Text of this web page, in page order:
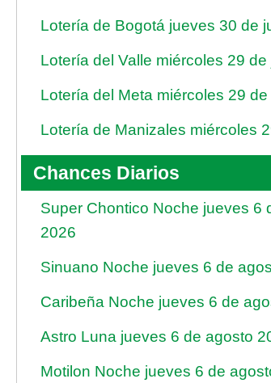
Lotería de Bogotá jueves 30 de
Lotería del Valle miércoles 29 de
Lotería del Meta miércoles 29
Lotería de Manizales miércoles
Chances Diarios
Super Chontico Noche jueves 6
2026
Sinuano Noche jueves 6 de
Caribeña Noche jueves 6 de
Astro Luna jueves 6 de agosto
Motilon Noche jueves 6 de